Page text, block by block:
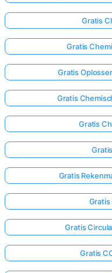
Gratis
Gratis
Gratis
Gratis
Gratis
Gratis
Gratis
Gratis